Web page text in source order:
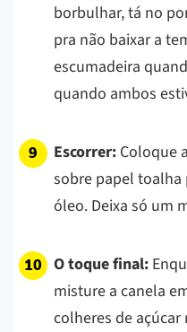
borbulhar, tá no
pra não baixar a
escumadeira
quando ambos
Escorrer: Coloque
sobre papel toalha
óleo. Deixa só um
O toque final:
misture a canela
colheres de açúcar